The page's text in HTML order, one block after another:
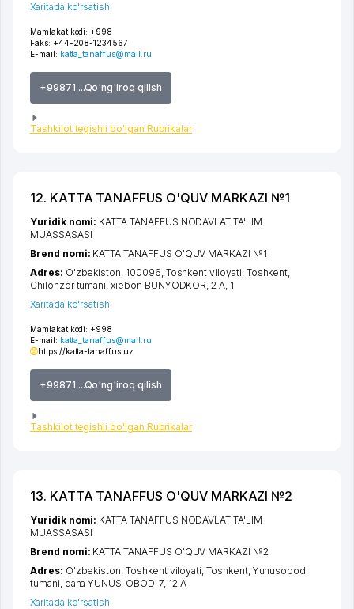
Mamlakat kodi: +998
Faks: +44-208-1234567
E-mail: katta_tanaffus@mail.ru
+99871 ...Qo'ng'iroq qilish
Tashkilot tegishli bo'lgan Rubrikalar
Xaritada ko'rsatish
12. KATTA TANAFFUS O'QUV MARKAZI №1
Mamlakat kodi: +998
E-mail: katta_tanaffus@mail.ru
https://katta-tanaffus.uz
+99871 ...Qo'ng'iroq qilish
Tashkilot tegishli bo'lgan Rubrikalar
Yuridik nomi: KATTA TANAFFUS NODAVLAT TA'LIM
MUASSASASI
Brend nomi: KATTA TANAFFUS O'QUV MARKAZI №1
Adres: O'zbekiston, 100096, Toshkent viloyati, Toshkent,
Chilonzor tumani,xiеbon BUNYODKOR, 2 A, 1
Xaritada ko'rsatish
13. KATTA TANAFFUS O'QUV MARKAZI №2
Yuridik nomi: KATTA TANAFFUS NODAVLAT TA'LIM
MUASSASASI
Brend nomi: KATTA TANAFFUS O'QUV MARKAZI №2
Adres: O'zbekiston,Toshkent viloyati ,Toshkent, Yunusobod
tumani daha YUNUS-OBOD-7, 12 А
Xaritada ko'rsatish